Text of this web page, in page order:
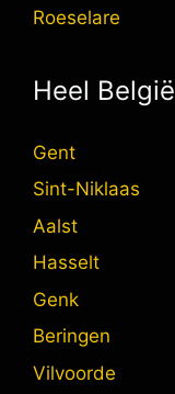
Roeselare
Heel België
Gent
Sint-Niklaas
Aalst
Hasselt
Genk
Beringen
Vilvoorde